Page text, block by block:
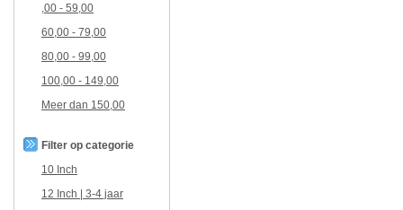
,00 - 59,00
60,00 - 79,00
80,00 - 99,00
100,00 - 149,00
Meer dan 150,00
Filter op categorie
10 Inch
12 Inch | 3-4 jaar